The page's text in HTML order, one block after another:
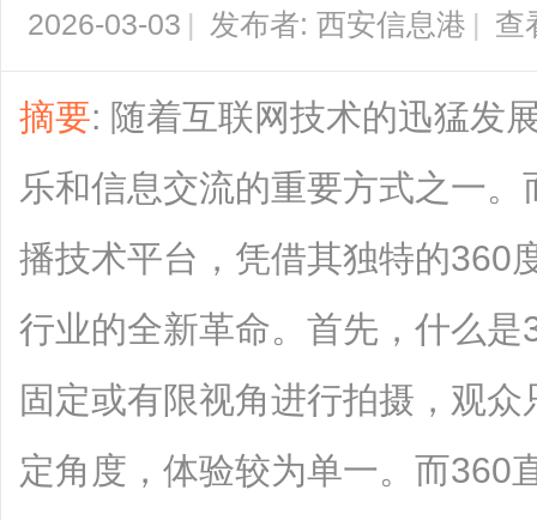
2026-03-03 | 发布者: 西安信息港 | 查
摘要: 随着互联网技术的迅猛发
乐和信息交流的重要方式之一
播技术平台，凭借其独特的360
行业的全新革命。首先，什么
固定或有限视角进行拍摄，观
定角度，体验较为单一。而360